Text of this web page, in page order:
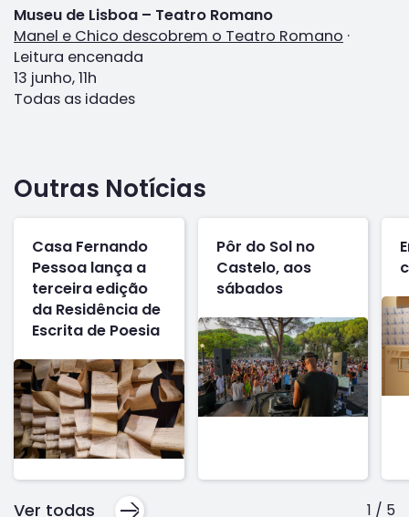
Museu de Lisboa – Teatro Romano
Manel e Chico descobrem o Teatro Romano ·
Leitura encenada
13 junho, 11h
Todas as idades
Outras Notícias
Casa Fernando
Pessoa lança a
terceira edição
da Residência de
Escrita de Poesia
Pôr do Sol no
Castelo, aos
sábados
1 / 5
Ver todas